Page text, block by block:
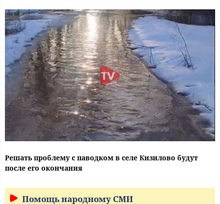
Решать проблему с паводком в селе Кизилово будут
после его окончания
Помощь народному СМИ